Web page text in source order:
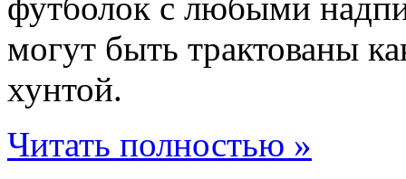
футболок с любыми
могут быть трактованы
хунтой.
Читать полностью »